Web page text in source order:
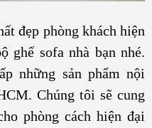
đẹp phòng khách hiện
ghế sofa nhà bạn nhé.
những sản phẩm nội
Chúng tôi sẽ cung
phòng cách hiện đại